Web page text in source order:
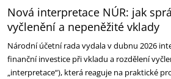
Nová interpretace NÚR: jak
vyčlenění a nepeněžité vklady
Národní účetní rada vydala v dubnu 2026
finanční investice při vkladu a rozdělení
„interpretace“), která reaguje na praktické